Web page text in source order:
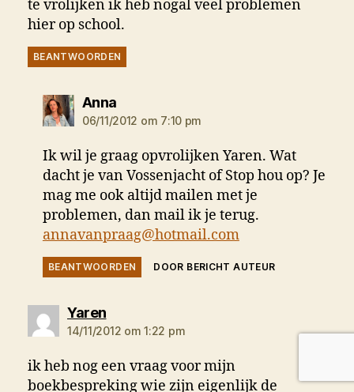
te vrolijken ik heb nogal veel problemen
hier op school.
BEANTWOORDEN
Annazegt:
06/11/2012 om 7:10 pm
Ik wil je graag opvrolijken Yaren. Wat
dacht je van Vossenjacht of Stop hou op? Je
mag me ook altijd mailen met je
problemen, dan mail ik je terug.
annavanpraag@hotmail.com
BEANTWOORDEN DOOR BERICHT AUTEUR
Yarenzegt:
14/11/2012 om 1:22 pm
ik heb nog een vraag voor mijn
boekbespreking wie zijn eigenlijk de